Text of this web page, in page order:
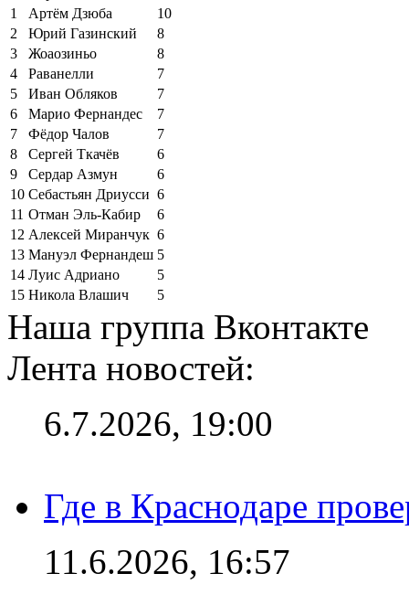
1
Артём Дзюба
10
2
Юрий Газинский
8
3
Жоаозиньо
8
4
Раванелли
7
5
Иван Обляков
7
6
Марио Фернандес
7
7
Фёдор Чалов
7
8
Сергей Ткачёв
6
9
Сердар Азмун
6
10 Себастьян Дриусси 6
11 Отман Эль-Кабир
6
12 Алексей Миранчук 6
13 Мануэл Фернандеш 5
14 Луис Адриано
5
15 Никола Влашич 5
Наша группа Вконтакте
Лента новостей:
6.7.2026, 19:00
Где в Краснодаре
11.6.2026, 16:57